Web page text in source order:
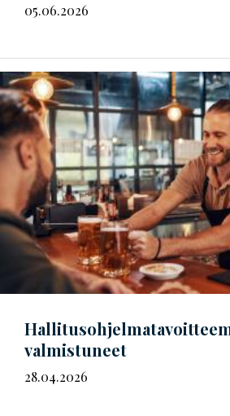
05.06.2026
valmistuneet
28.04.2026